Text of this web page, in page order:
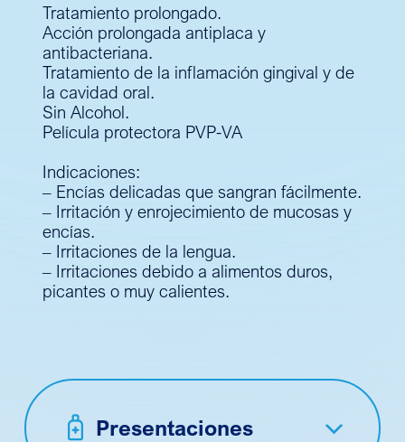
Tratamiento prolongado.
Acción prolongada antiplaca y
antibacteriana.
Tratamiento de la inflamación gingival y de
la cavidad oral.
Sin Alcohol.
Película protectora PVP-VA
Indicaciones:
– Encías delicadas que sangran fácilmente.
– Irritación y enrojecimiento de mucosas y
encías.
– Irritaciones de la lengua.
– Irritaciones debido a alimentos duros,
picantes o muy calientes.
Presentaciones